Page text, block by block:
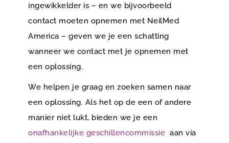
ingewikkelder is – en we bijvoorbeeld
contact moeten opnemen met NeilMed
America – geven we je een schatting
wanneer we contact met je opnemen met
een oplossing.
We helpen je graag en zoeken samen naar
een oplossing. Als het op de een of andere
manier niet lukt, bieden we je een
onafhankelijke geschillencommissie aan via